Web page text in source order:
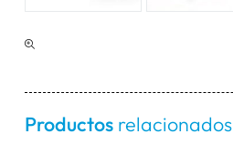
Productosrelacionados